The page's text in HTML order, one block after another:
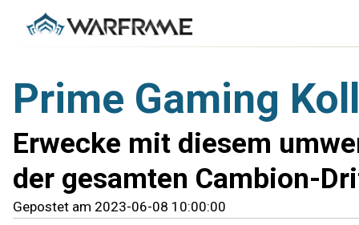
Prime Gaming
Erwecke mit diesem
der gesamten Cambion-
Gepostet am 2023-06-08 10:00:00